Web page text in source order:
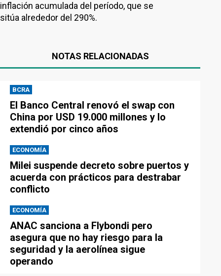
inflación acumulada del período, que se
sitúa alrededor del 290%.
NOTAS RELACIONADAS
BCRA
El Banco Central renovó el swap con
China por USD 19.000 millones y lo
extendió por cinco años
ECONOMÍA
Milei suspende decreto sobre puertos y
acuerda con prácticos para destrabar
conflicto
ECONOMÍA
ANAC sanciona a Flybondi pero
asegura que no hay riesgo para la
seguridad y la aerolínea sigue
operando